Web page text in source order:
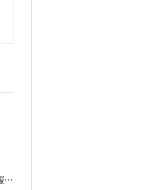
今日で国公立大学（前期）の結果発表が終わりました。とりあえず現時点の速報値をご報告いたします。 難関国公立大学 ７名 東京大 ２名京都大 大阪大 ２名神戸大 東京外大 国公立大学 ２７名 筑波大 横浜国立大 静岡大 京 […]